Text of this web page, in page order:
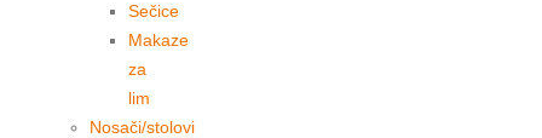
Sečice
Makaze
za
lim
Nosači/stolovi